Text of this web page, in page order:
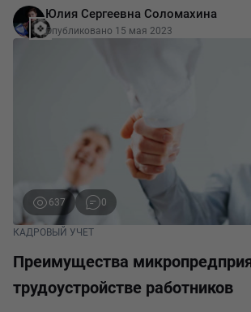
о том, что делать работнику, если ему
Юлия Сергеевна Соломахина
Опубликовано 15 мая 2023
637 0
КАДРОВЫЙ УЧЕТ
Преимущества
трудоустройстве работников